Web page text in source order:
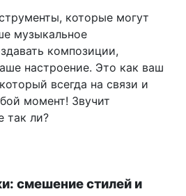
которые могут
музыкальное
композиции,
настроение. Это как ваш
всегда на связи и
момент! Звучит
так ли?
смешение стилей и